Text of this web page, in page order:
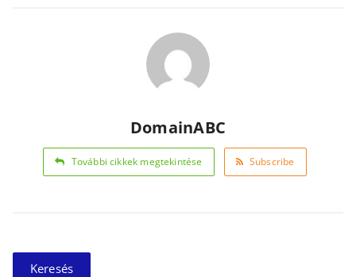
DomainABC
További cikkek megtekintése Subscribe
Keresés